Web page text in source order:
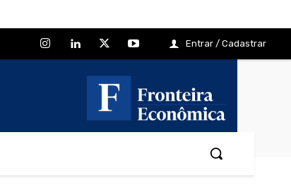
Entrar / Cadastrar